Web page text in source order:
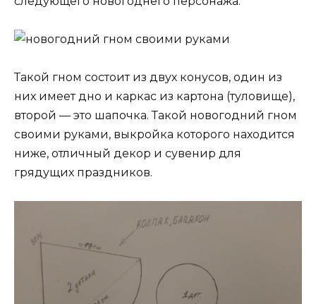
Такой гном состоит из двух конусов, один из
них имеет дно и каркас из картона (туловище),
второй — это шапочка. Такой новогодний гном
своими руками, выкройка которого находится
ниже, отличный декор и сувенир для
грядущих праздников.